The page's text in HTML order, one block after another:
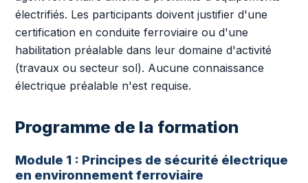
électrifiés. Les participants doivent justifier d'une
certification en conduite ferroviaire ou d'une
habilitation préalable dans leur domaine d'activité
(travaux ou secteur sol). Aucune connaissance
électrique préalable n'est requise.
Programme de la formation
Module 1 : Principes de sécurité électrique
en environnement ferroviaire